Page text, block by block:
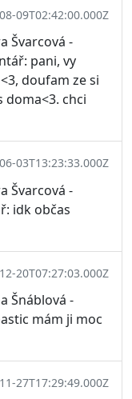
09T02:42:00.000Z
Švarcová -
pani, vy
doufam ze si
chci
03T13:23:33.000Z
Švarcová -
idk občas
20T07:27:03.000Z
Šnáblová -
mám ji moc
27T17:29:49.000Z